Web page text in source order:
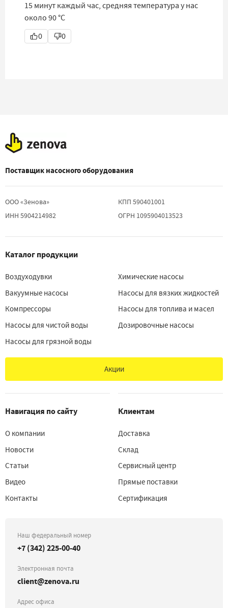
15 минут каждый час, средняя температура у нас
около 90 °С
0
0
Поставщик насосного оборудования
ООО «Зенова»
ИНН 5904214982
КПП 590401001
ОГРН 1095904013523
Каталог продукции
Воздуходувки
Вакуумные насосы
Компрессоры
Насосы для чистой воды
Насосы для грязной воды
Химические насосы
Насосы для вязких жидкостей
Насосы для топлива и масел
Дозировочные насосы
Акции
Навигация по сайту
О компании
Новости
Статьи
Видео
Контакты
Клиентам
Доставка
Склад
Сервисный центр
Прямые поставки
Сертификация
Наш федеральный номер
+7 (342) 225-00-40
Электронная почта
client@zenova.ru
Адрес офиса